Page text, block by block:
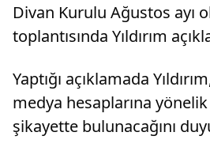
Divan Kurulu Ağustos ayı
toplantısında Yıldırım
Yaptığı açıklamada
medya hesaplarına yönelik
şikayette bulunacağını